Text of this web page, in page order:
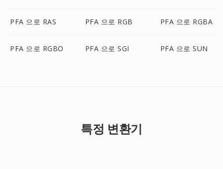
PFA 으로 RAS PFA 으로 RGB PFA 으로 RGBA
PFA 으로 RGBO PFA 으로 SGI PFA 으로 SUN
특정 변환기